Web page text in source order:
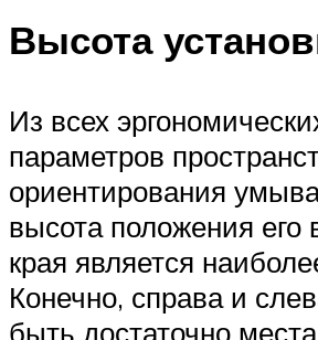
Высота
Из всех
параметров
ориентирования
высота положения его
края является
Конечно, справа и
быть достаточно